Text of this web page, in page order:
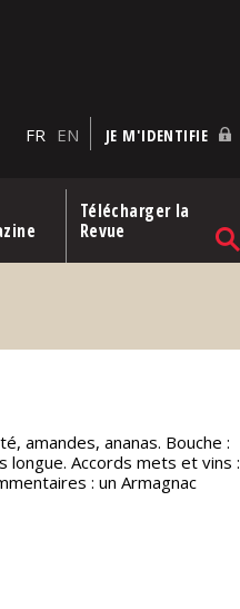
FR EN JE M'IDENTIFIE
Télécharger la
Revue
amandes, ananas. Bouche :
longue. Accords mets et vins :
: un Armagnac